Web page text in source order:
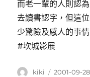
而老一輩的人則認
去讀書認字，但這
少驚險及感人的事
#坎城影展
作
kiki
發
2001-09-28